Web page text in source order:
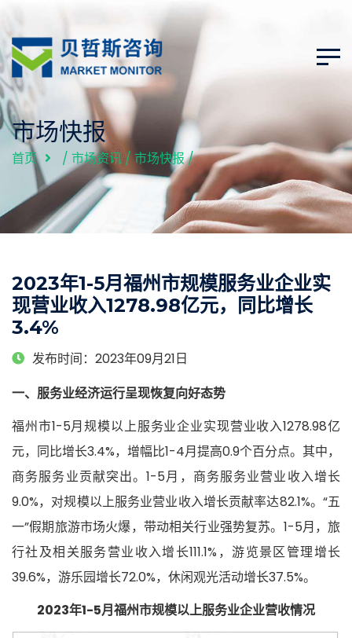
市场快报
首页 / 市场资讯/市场快报/
2023年1-5月福州市规模服务业企业实
现营业收入1278.98亿元，同比增长
3.4%
发布时间：2023年09月21日
一、服务业经济运行呈现恢复向好态势
福州市1-5月规模以上服务业企业实现营业收入1278.98亿
元，同比增长3.4%，增幅比1-4月提高0.9个百分点。其中，
商务服务业贡献突出。1-5月，商务服务业营业收入增长
9.0%，对规模以上服务业营业收入增长贡献率达82.1%。“五
一”假期旅游市场火爆，带动相关行业强势复苏。1-5月，旅
行社及相关服务营业收入增长111.1%，游览景区管理增长
39.6%，游乐园增长72.0%，休闲观光活动增长37.5%。
2023年1-5月福州市规模以上服务业企业营收情况